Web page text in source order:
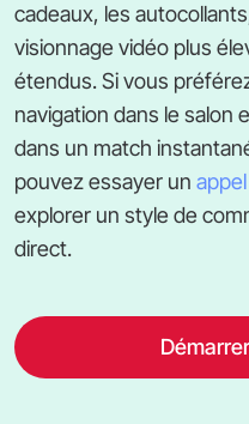
cadeaux, les
visionnage vidéo plus
étendus. Si vous
navigation dans le salon
dans un match
pouvez essayer un
explorer un style de
direct.